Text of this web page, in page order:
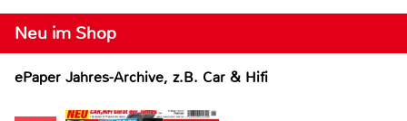
Neu im Shop
ePaper Jahres-Archive, z.B. Car & Hifi